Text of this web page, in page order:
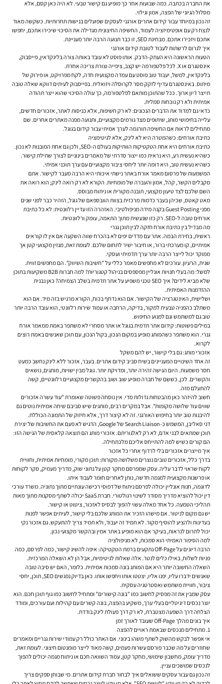
את החברה בכתבה. כמה שבועות אחר כך מופיע גם קישור טבעי. לא היה כאן קסם, אלא
מסלול הגיוני של הפצה, אמון וגילוי.
זה נכון במיוחד עבור קידום אתרים אורגני לעסקים שפועלים בנישות תחרותיות. כשקשה מאוד
לנצח רק עם אופטימיזציה לעמוד, החשיפה החיצונית מגדילה את הסיכוי שיכירו אתכם, יחפשו
אתכם ויזכירו אתכם. מבחינת SEO, זו כבר תנועה הרבה יותר מעניינת.
איך לגרום לרשתות לעבוד לטובת קידום אורגני
הטעות הראשונה היא העתק-הדבק. אותו פוסט לא עובד באותה צורה בלינקדאין, פייסבוק,
אינסטגרם או X. לכל פלטפורמה יש קצב, ציפייה וצורת צריכה אחרת.
בלינקדאין, למשל, יעבוד טוב פוסט עם עמדה מקצועית חדה, לקח מפרויקט, או פירוק של
מיתוס. באינסטגרם עדיף לזקק מסר לקרוסלה ויזואלית. בפייסבוק לעיתים דווקא שאלה טובה
תייצר דיון ארוך. ככל שהתוכן מותאם לפלטפורמה, כך עולה הסיכוי שהוא ייצר תהודה
אמיתית ולא רק נוכחות סמלית.
כדאי גם למדוד את הדברים הנכונים: לא רק חשיפות, אלא כניסות לאתר, אזכורים חדשים,
עלייה בחיפושי מותג, שיתופים מצד גורמים מקצועיים, ותנועה מפנה מאתרים אחרים. שם
מתחילים לראות אם החשיפה תורגמה לערך אמיתי עבור קידום בגוגל.
כתיבת אורחים: כשהמטרה היא לא לינק, אלא לגיטימציה
כתיבת אורחים היא אחת הטקטיקות הוותיקות בעולם ה-SEO, ולכן גם אחת המובנות לא נכון.
כשהיא נעשית רע, היא נראית כמו ייצור סדרתי של מאמרים בינוניים לצורך שתילת קישור.
כשהיא נעשית טוב, היא דומה יותר ליחסי ציבור מקצועיים עם ערך תוכני אמיתי.
המשמעות של פרסום מאמר אורח באתר נישתי איכותי היא הרבה מעבר לקישור. אתם
מקבלים הקשר, קהל, אמון והעברה של מומחיות. הקורא לא רק רואה לינק; הוא רואה את
השם שלכם לצד טיעון מקצועי, תובנה מקורית או ניתוח מבוסס.
מאט קאטס, שכיהן בעבר כדמות מרכזית בצוות הוובספאם של גוגל, הזהיר כבר לפני שנים
מפני Guest Posting בקנה מידה מניפולטיבי. האזהרה הזו עדיין רלוונטית: לא כל כתיבת
אורחים טובה ל-SEO. רק כזו שנעשית מתוך התאמה, עומק ורלוונטיות.
מה מבדיל בין כתיבת אורח חזקה לבין תוכן גנרי
ראשית, בחירת הבמה. אתר עם מדדים יפים לא בהכרח שווה השקעה אם אין לו קוראים
אמיתיים, קו מערכתי ברור, או חיבור ישיר לתחום שלכם. לעומת זאת, מגזין מקצועי קטן אך
ממוקד יכול לייצר הרבה יותר ערך תדמיתי ועסקי.
שנית, הרעיון. עורכים לא מחפשים מאמר כללי על "חשיבות השיווק". הם מחפשים זווית.
למשל: מה בעלי חנויות אונליין מפספסים בניהול קטגוריות? למה חברות B2B משקיעות בתוכן
שלא מביא לידים? איך SEO טכני משפיע על אתר תדמית בשלב הצמיחה? כאן נבנית
ההזדמנות האמיתית.
ושלישית, האינטגרציה של הקישור. אם הוא נדחף בכוח, הקורא מרגיש בזה מיד. אם הוא
משתלב כהפניה טבעית למקור, בדיקה, הרחבה או עמוד שירות רלוונטי, הוא עובד הרבה יותר
טוב גם למשתמש וגם למנוע החיפוש.
במילים פשוטות: קידום אתר תדמית בגוגל או אתר מסחרי לא משתפר באמת ממאמר אורח
גנרי. הוא משתפר כשהמותג מופיע במקום הנכון, בקול הנכון, עם תוכן שאנשים באמת רוצים
לקרוא.
אזכורי מותג: גם בלי קישור, יש להם משקל
זה אחד השינויים המעניינים בשיח סביב קידום אתרים. בעבר, אזכור ללא לינק נחשב כמעט
חסר משמעות. היום הגישה זהירה יותר, ומדויקת יותר. גוגל מבין ישויות, מותגים, נושאים
והקשרים. לכן, כששם של חברה מופיע שוב ושוב בהקשרים מקצועיים רלוונטיים, קשה
להתעלם מזה.
חשוב להיזהר כאן מהבטחות גדולות מדי. אין נוסחה פשוטה שאומרת "עוד עשרה אזכורים
שווים עוד שלושה מקומות". אבל במקרים רבים, מותגים שיש סביבם שיחה אמיתית נוטים גם
להיבנות טוב יותר בחיפוש האורגני. זה לא קיצור דרך, אלא חיזוק של התמונה הכוללת.
דני סאליבן, המשמש כ-Search Liaison של Google, הדגיש לא פעם את החשיבות של יצירת
תוכן שמתאים לבני אדם, לא רק לאלגוריתם. אזכורי מותג הם תוצאה קלאסית של הגישה הזו:
הם קורים כשיש למה להתייחס אליכם מלכתחילה.
איך מייצרים אזכורים בלי לרדוף אחרי כל אזכור
בדרך כלל, אזכורים טובים נוצרים משלושה מקורות: תוכן מקורי, מומחיות אמיתית, וחוויית
לקוח שראוי לדבר עליה. עסק שמפרסם מחקר קטן על נתוני שוק, מדריך מעמיק, סקר לקוחות
או פרשנות מקצועית למגמה חדשה, נותן לאחרים חומר לעבוד איתו.
לדוגמה, חנות אונליין יכולה לפרסם ניתוח של דפוסי רכישה עונתיים מתוך נתוניה. משרד עורכי
דין יכול להוציא מדריך מסודר לשינוי רגולטורי. חברת SaaS יכולה לשתף מסקנות מתוך מאות
תהליכי הטמעה. כל אחד מאלה עשוי להפוך לבסיס לאזכור, ציטוט או קישור.
יש גם מקום לניטור. אם מישהו הזכיר את המותג שלכם בלי קישור, לעיתים אפשר לפנות
בעדינות ולהציע להוסיף מקור. לא תמיד זה יעבוד, ולא תמיד צריך להתעקש. גם אזכור נקי
יכול לתרום לנראות, בעיקר אם הוא מופיע באתר אמין ובהקשר מקצועי נכון.
למה הסיפור האמיתי הוא סמכות, לא מניפולציה
הרבה דיונים על Off-Page נתקעים ברמת הטקטיקה: איפה להשיג קישור, כמה לפרסם, כמה
פניות לשלוח, באילו כלים לנטר. אלה שאלות לגיטימיות, אבל הן לא השאלה המרכזית.
השאלה החשובה יותר היא אם המותג בונה סמכות אמיתית. כלומר, האם יש סיבה טובה
שאנשים ידברו עליו, יפנו אליו, יצטטו אותו ויחפשו אותו. כאן בדיוק נפגשים SEO, תוכן, יחסי
ציבור, חוויית משתמש ואסטרטגיה עסקית.
עסק שמבין את זה מפסיק לחשוב כמו "בונה קישורים" ומתחיל לחשוב כמו גוף תוכן חכם. הוא
יוצר נכסים דיגיטליים בעלי ערך, משקיע בהפצה, בונה קשרים עם קהילות ועם עורכים, ומודד
הצלחה דרך השפעה מצטברת, לא רק דרך פעולת לינק בודדת.
איך בונים מהלך Off-Page שעובד לאורך זמן
1. מתחילים מנכסים שבאמת ראויים להפצה
אי אפשר לבקש מהשוק לשתף משהו בינוני. אם האתר כולל רק עמודי שירות גנריים ומאמרים
שחוזרים על מה שכבר פורסם עשרות פעמים, קשה מאוד לייצר מומנטום חיצוני. לעומת זאת,
מדריך עומק, מחשבון שימושי, מחקר קטן, עמוד השוואה חכם או ניתוח מגמה יכולים להפוך
לנכסים שמושכים עניין.
זה נכון גם עבור עסקים ששואלים איך לבחור חברת קידום אתרים. מי שבוחן ספקים צריך